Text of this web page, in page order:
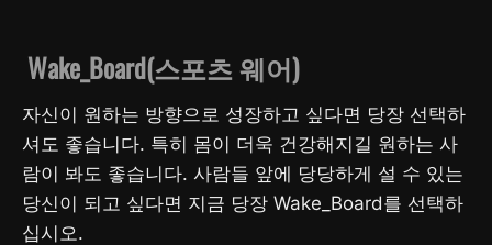
Wake_Board(스포츠 웨어)
자신이 원하는 방향으로 성장하고 싶다면 당장 선택하
셔도 좋습니다. 특히 몸이 더욱 건강해지길 원하는 사
람이 봐도 좋습니다. 사람들 앞에 당당하게 설 수 있는
당신이 되고 싶다면 지금 당장 Wake_Board를 선택하
십시오.